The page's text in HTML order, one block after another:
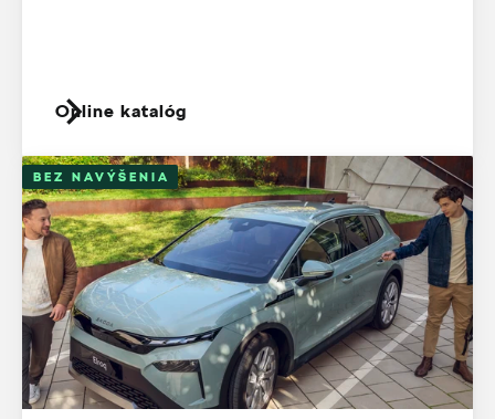
Online katalóg
BEZ NAVÝŠENIA